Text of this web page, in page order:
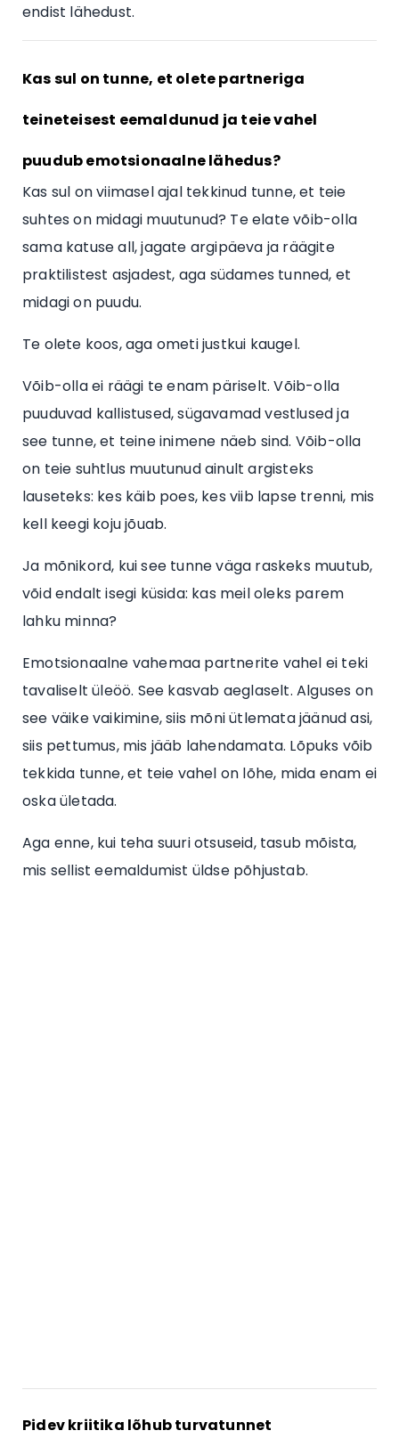
endist lähedust.
Kas sul on tunne, et olete partneriga
teineteisest eemaldunud ja teie vahel
puudub emotsionaalne lähedus?
Kas sul on viimasel ajal tekkinud tunne, et teie
suhtes on midagi muutunud? Te elate võib-olla
sama katuse all, jagate argipäeva ja räägite
praktilistest asjadest, aga südames tunned, et
midagi on puudu.
Te olete koos, aga ometi justkui kaugel.
Võib-olla ei räägi te enam päriselt. Võib-olla
puuduvad kallistused, sügavamad vestlused ja
see tunne, et teine inimene näeb sind. Võib-olla
on teie suhtlus muutunud ainult argisteks
lauseteks: kes käib poes, kes viib lapse trenni, mis
kell keegi koju jõuab.
Ja mõnikord, kui see tunne väga raskeks muutub,
võid endalt isegi küsida: kas meil oleks parem
lahku minna?
Emotsionaalne vahemaa partnerite vahel ei teki
tavaliselt üleöö. See kasvab aeglaselt. Alguses on
see väike vaikimine, siis mõni ütlemata jäänud asi,
siis pettumus, mis jääb lahendamata. Lõpuks võib
tekkida tunne, et teie vahel on lõhe, mida enam ei
oska ületada.
Aga enne, kui teha suuri otsuseid, tasub mõista,
mis sellist eemaldumist üldse põhjustab.
Pidev kriitika lõhub turvatunnet